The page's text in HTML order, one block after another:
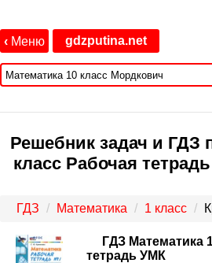
‹ Меню gdzputina.net
Решебник задач и ГДЗ
класс Рабочая
ГДЗ Математика 1 класс
ГДЗ Математика
тетрадь УМК